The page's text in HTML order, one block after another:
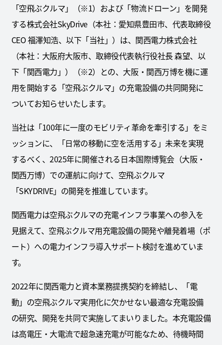
「空飛ぶクルマ」（※1）および「物流ドローン」を開発
する株式会社SkyDrive（本社：愛知県豊田市、代表取締役
CEO 福澤知浩、以下「当社」）は、関西電力株式会社
（本社：大阪府大阪市、取締役代表執行役社長 森望、以
下「関西電力」）（※2）との、大阪・関西万博を機に運
用を開始する「空飛ぶクルマ」の充電設備の共同開発に
ついてお知らせいたします。
当社は「100年に一度のモビリティ革命を牽引する」をミ
ッションに、「日常の移動に空を活用する」未来を実現
するべく、2025年に開催される日本国際博覧会（大阪・
関西万博）での運航に向けて、空飛ぶクルマ
「SKYDRIVE」の開発を推進しています。
関西電力は空飛ぶクルマの充電インフラ事業への参入を
見据えて、空飛ぶクルマ用充電設備の開発や離発着場（ポ
ート）への電力インフラ導入サポート検討を進めていま
す。
2022年に関西電力と資本業務提携契約を締結し、「電
動」の空飛ぶクルマ実用化に欠かせない最適な充電設備
の研究、開発を共同で実施してまいりました。本充電設備
は高電圧・大電流で超急速充電が可能なため、待機時間